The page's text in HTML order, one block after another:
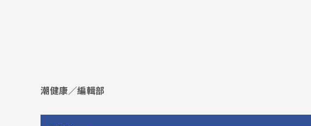
潮健康／編輯部